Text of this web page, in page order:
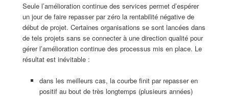
Seule l’amélioration continue des services permet d’espérer
un jour de faire repasser par zéro la rentabilité négative de
début de projet. Certaines organisations se sont lancées dans
de tels projets sans se connecter à une direction qualité pour
gérer l’amélioration continue des processus mis en place. Le
résultat est inévitable :
dans les meilleurs cas, la courbe finit par repasser en
positif au bout de très longtemps (plusieurs années)